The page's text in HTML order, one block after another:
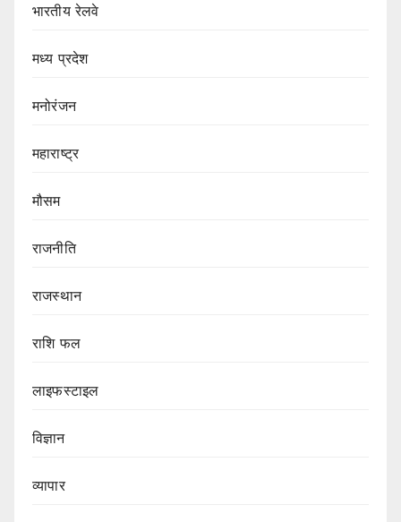
भारतीय रेलवे
मध्य प्रदेश
मनोरंजन
महाराष्ट्र
मौसम
राजनीति
राजस्थान
राशि फल
लाइफस्टाइल
विज्ञान
व्यापार